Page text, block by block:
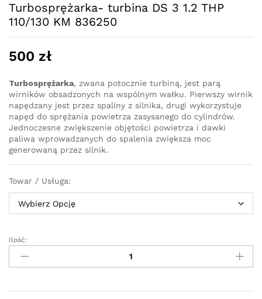
Turbosprężarka- turbina DS 3 1.2 THP
110/130 KM 836250
500 zł
Turbosprężarka, zwana potocznie turbiną, jest parą
wirników obsadzonych na wspólnym wałku. Pierwszy wirnik
napędzany jest przez spaliny z silnika, drugi wykorzystuje
napęd do sprężania powietrza zasysanego do cylindrów.
Jednoczesne zwiększenie objętości powietrza i dawki
paliwa wprowadzanych do spalenia zwiększa moc
generowaną przez silnik.
Towar / Usługa:
Turbosprężarka-
turbina
DS
1.2
Ilość: